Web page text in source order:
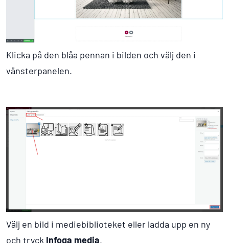
Klicka på den blåa pennan i bilden och välj den i
vänsterpanelen.
Välj en bild i mediebiblioteket eller ladda upp en ny
och tryck Infoga media.